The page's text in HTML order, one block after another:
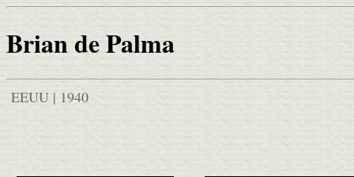
Brian de Palma
EEUU | 1940